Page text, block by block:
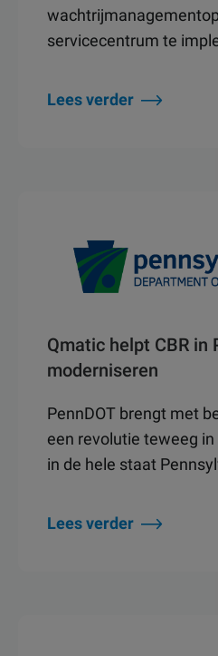
servicecentrum te
Lees verder
Qmatic helpt CBR in
moderniseren
PennDOT brengt met
een revolutie teweeg
in de hele staat
Lees verder